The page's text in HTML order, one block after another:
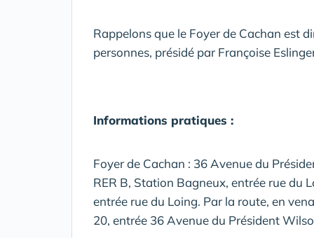
Rappelons que le Foyer de Cachan est
personnes, présidé par Françoise
Informations pratiques :
Foyer de Cachan : 36 Avenue du
RER B, Station Bagneux, entrée rue du
entrée rue du Loing. Par la route, en
20, entrée 36 Avenue du Président